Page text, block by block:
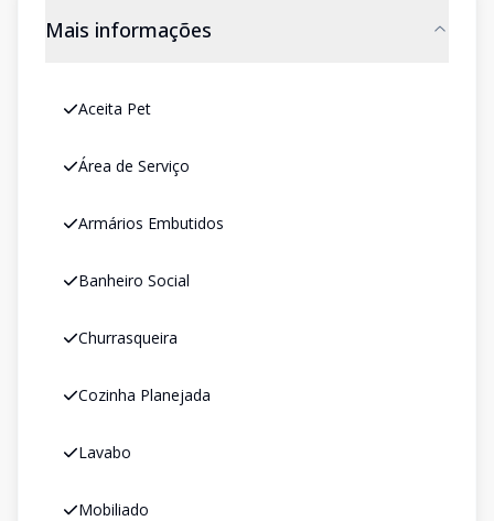
Mais informações
Aceita Pet
Área de Serviço
Armários Embutidos
Banheiro Social
Churrasqueira
Cozinha Planejada
Lavabo
Mobiliado